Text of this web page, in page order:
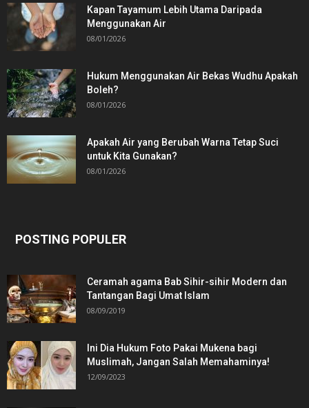
Kapan Tayamum Lebih Utama Daripada
Menggunakan Air
08/01/2026
Hukum Menggunakan Air Bekas Wudhu Apakah
Boleh?
08/01/2026
Apakah Air yang Berubah Warna Tetap Suci
untuk Kita Gunakan?
08/01/2026
POSTING POPULER
Ceramah agama Bab Sihir-sihir Modern dan
Tantangan Bagi Umat Islam
08/09/2019
Ini Dia Hukum Foto Pakai Mukena bagi
Muslimah, Jangan Salah Memahaminya!
12/09/2023